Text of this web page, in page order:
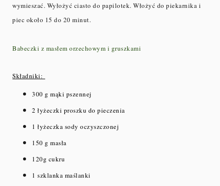
wymieszać. Wyłożyć ciasto do papilotek. Włożyć do piekarnika i
piec około 15 do 20 minut.
Babeczki z masłem orzechowym i gruszkami
Składniki:
300 g mąki pszennej
2 łyżeczki proszku do pieczenia
1 łyżeczka sody oczyszczonej
150 g masła
120g cukru
1 szklanka maślanki